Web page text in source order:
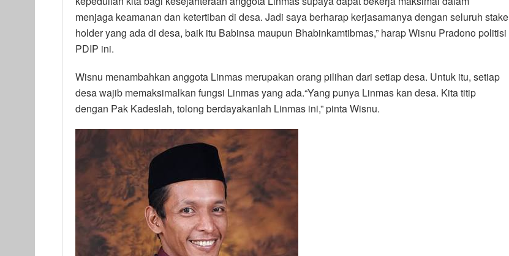
menjaga keamanan dan ketertiban di desa. Jadi saya berharap kerjasamanya dengan seluruh stake
holder yang ada di desa, baik itu Babinsa maupun Bhabinkamtibmas,” harap Wisnu Pradono politisi
PDIP ini.
Wisnu menambahkan anggota Linmas merupakan orang pilihan dari setiap desa. Untuk itu, setiap
desa wajib memaksimalkan fungsi Linmas yang ada.“Yang punya Linmas kan desa. Kita titip
dengan Pak Kadeslah, tolong berdayakanlah Linmas ini,” pinta Wisnu.